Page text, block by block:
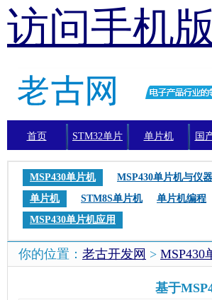
访问手机
首页 STM32单片
机
单片机 国
MSP430单片机
MSP430单片机与仪
单片机
STM8S单片机 单片机编程
MSP430单片机应用
你的位置： 老古开发网 > MSP430
基于